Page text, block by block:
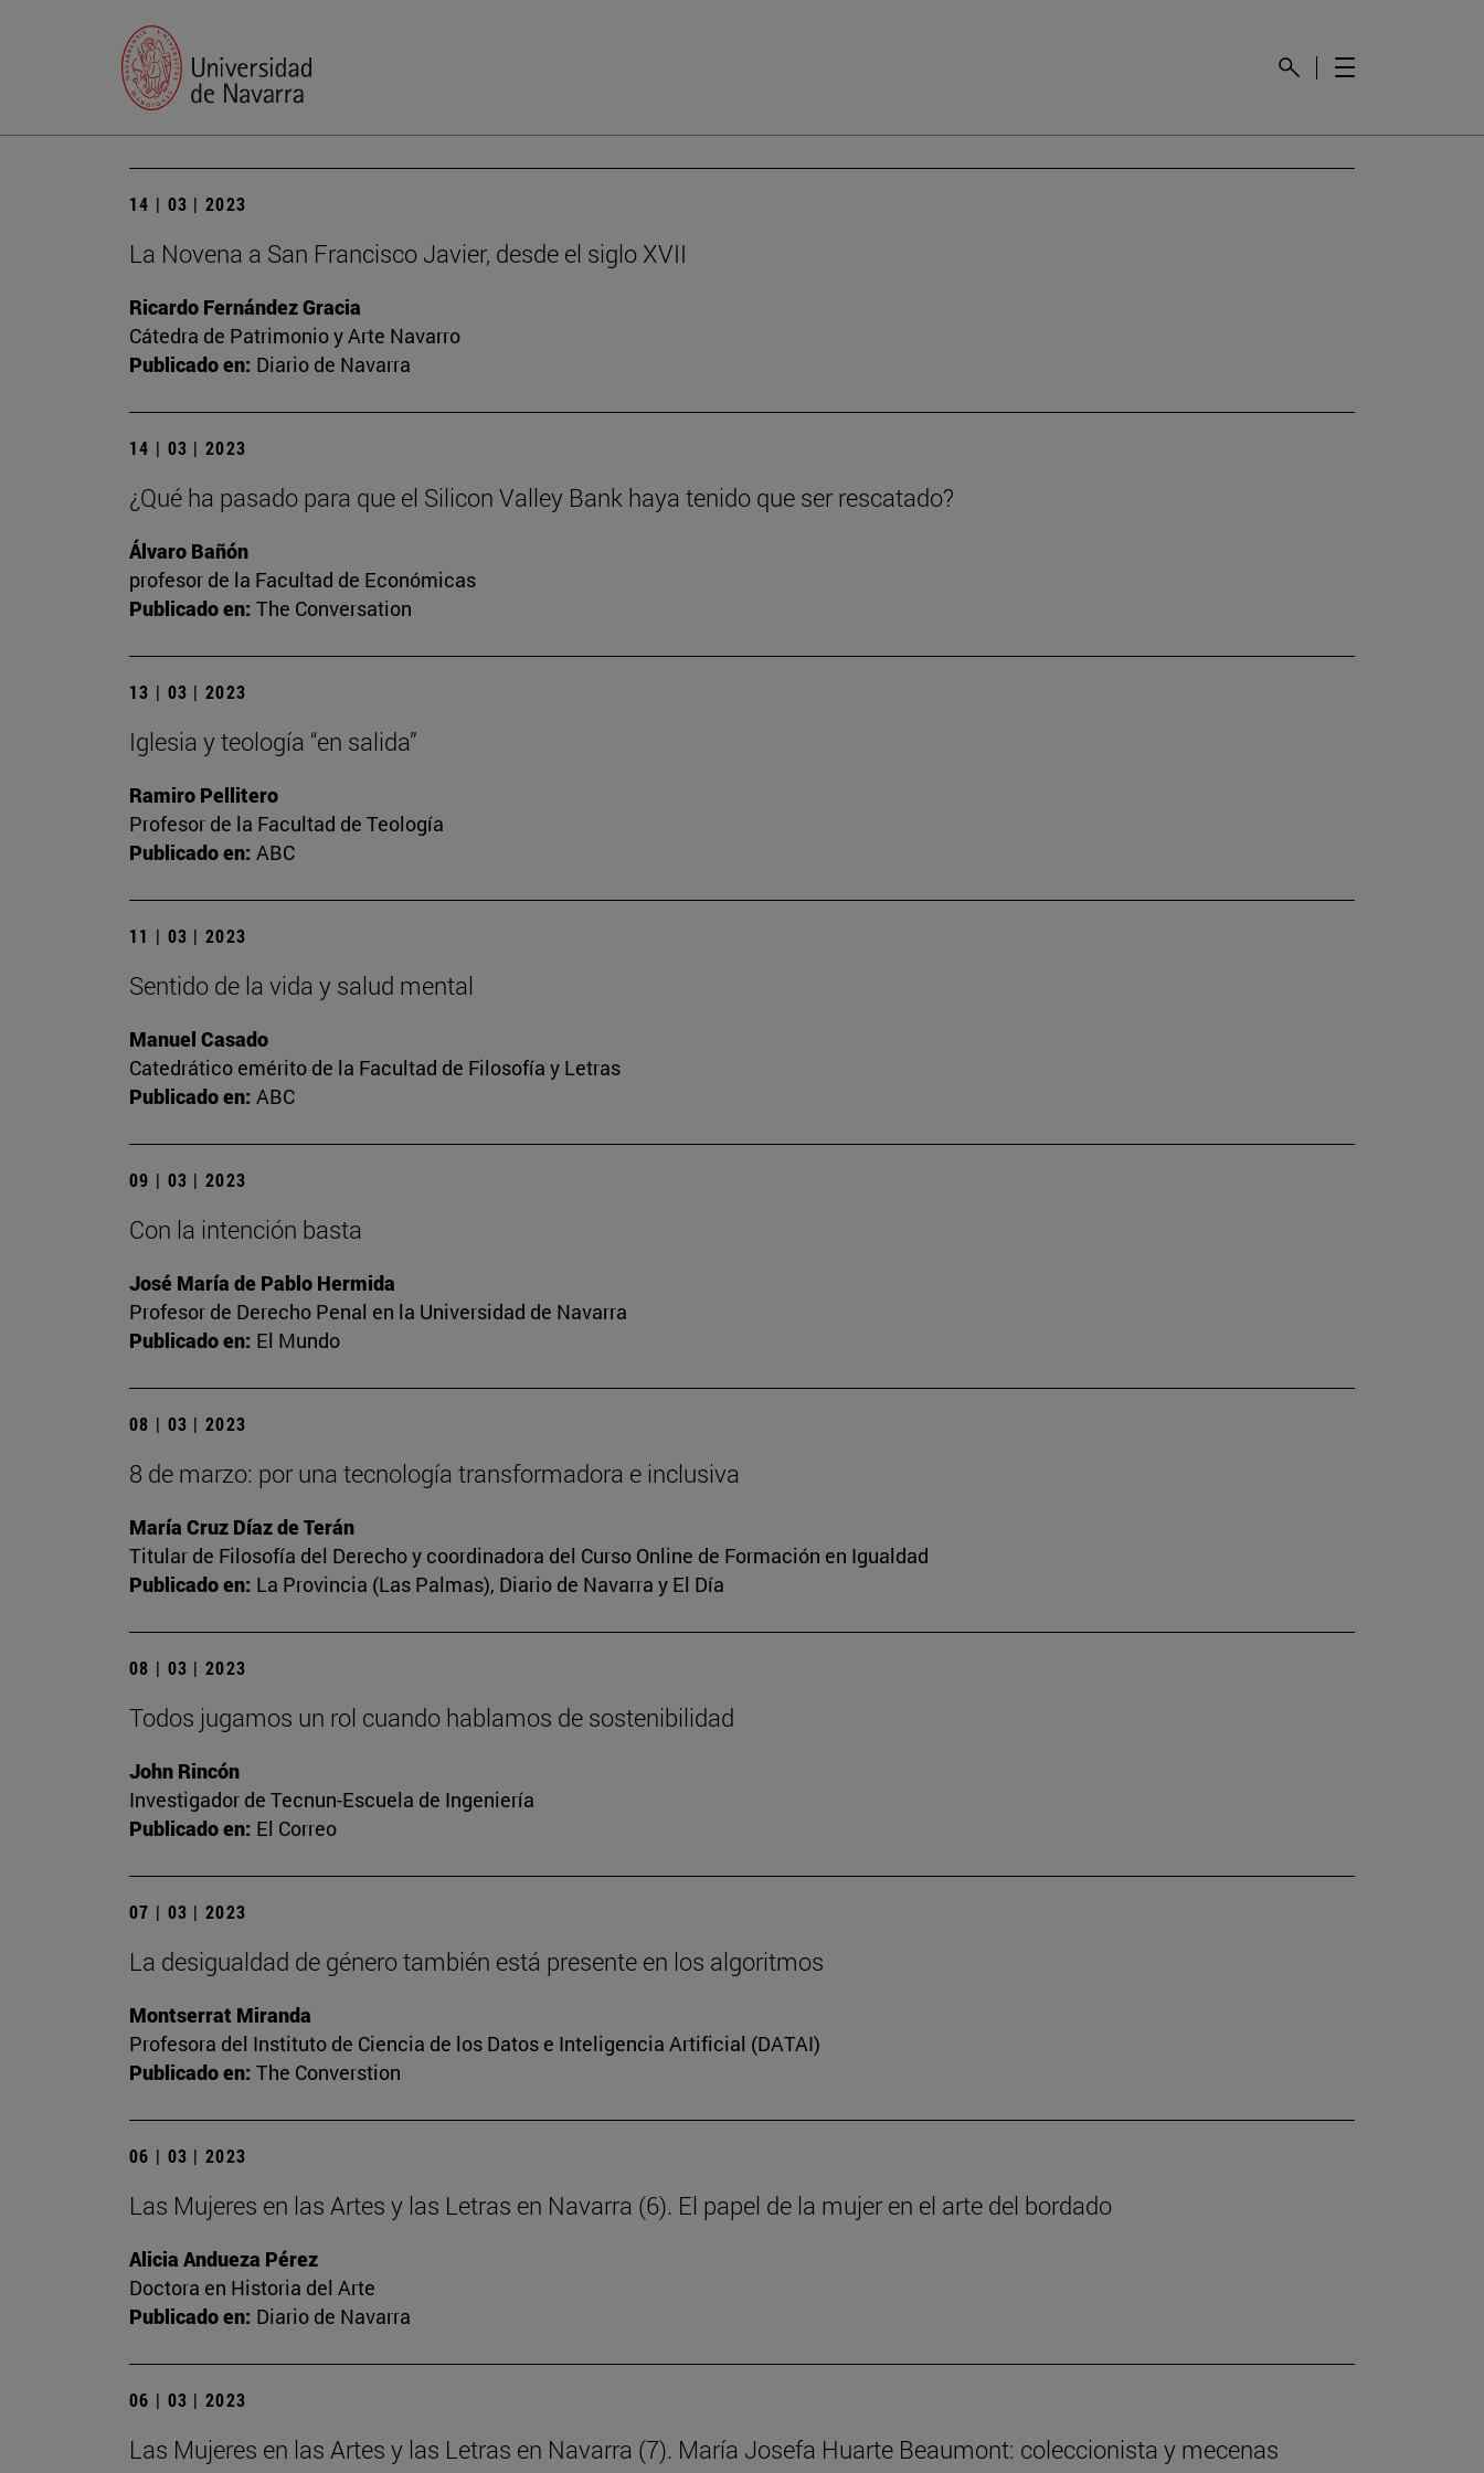
14 | 03 | 2023
La Novena a San Francisco Javier, desde el siglo XVII
Ricardo Fernández Gracia
Cátedra de Patrimonio y Arte Navarro
Publicado en: Diario de Navarra
14 | 03 | 2023
¿Qué ha pasado para que el Silicon Valley Bank haya tenido que ser rescatado?
Álvaro Bañón
profesor de la Facultad de Económicas
Publicado en: The Conversation
13 | 03 | 2023
Iglesia y teología “en salida”
Ramiro Pellitero
Profesor de la Facultad de Teología
Publicado en: ABC
11 | 03 | 2023
Sentido de la vida y salud mental
Manuel Casado
Catedrático emérito de la Facultad de Filosofía y Letras
Publicado en: ABC
09 | 03 | 2023
Con la intención basta
José María de Pablo Hermida
Profesor de Derecho Penal en la Universidad de Navarra
Publicado en: El Mundo
08 | 03 | 2023
8 de marzo: por una tecnología transformadora e inclusiva
María Cruz Díaz de Terán
Titular de Filosofía del Derecho y coordinadora del Curso Online de Formación en Igualdad
Publicado en: La Provincia (Las Palmas), Diario de Navarra y El Día
08 | 03 | 2023
Todos jugamos un rol cuando hablamos de sostenibilidad
John Rincón
Investigador de Tecnun-Escuela de Ingeniería
Publicado en: El Correo
07 | 03 | 2023
La desigualdad de género también está presente en los algoritmos
Montserrat Miranda
Profesora del Instituto de Ciencia de los Datos e Inteligencia Artificial (DATAI)
Publicado en: The Converstion
06 | 03 | 2023
Las Mujeres en las Artes y las Letras en Navarra (6). El papel de la mujer en el arte del bordado
Alicia Andueza Pérez
Doctora en Historia del Arte
Publicado en: Diario de Navarra
06 | 03 | 2023
Las Mujeres en las Artes y las Letras en Navarra (7). María Josefa Huarte Beaumont: coleccionista y mecenas